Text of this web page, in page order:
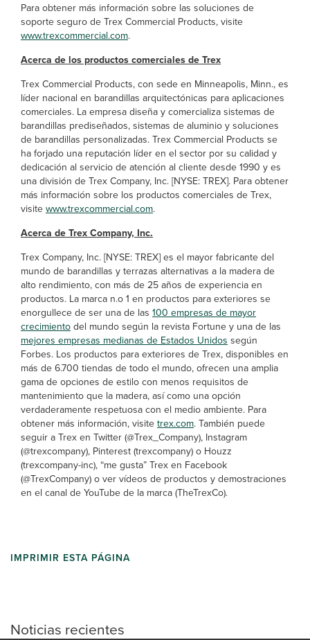
Noticias recientes
Para obtener más información sobre las soluciones de
soporte seguro de Trex Commercial Products, visite
www.trexcommercial.com.
Acerca de los productos comerciales de Trex
Trex Commercial Products, con sede en Minneapolis, Minn., es
líder nacional en barandillas arquitectónicas para aplicaciones
comerciales. La empresa diseña y comercializa sistemas de
barandillas prediseñados, sistemas de aluminio y soluciones
de barandillas personalizadas. Trex Commercial Products se
ha forjado una reputación líder en el sector por su calidad y
dedicación al servicio de atención al cliente desde 1990 y es
una división de Trex Company, Inc. [NYSE: TREX]. Para obtener
más información sobre los productos comerciales de Trex,
visite www.trexcommercial.com.
Acerca de Trex Company, Inc.
Trex Company, Inc. [NYSE: TREX] es el mayor fabricante del
mundo de barandillas y terrazas alternativas a la madera de
alto rendimiento, con más de 25 años de experiencia en
productos. La marca n.o 1 en productos para exteriores se
enorgullece de ser una de las 100 empresas de mayor
crecimiento del mundo según la revista Fortune y una de las
mejores empresas medianas de Estados Unidos según
Forbes. Los productos para exteriores de Trex, disponibles en
más de 6.700 tiendas de todo el mundo, ofrecen una amplia
gama de opciones de estilo con menos requisitos de
mantenimiento que la madera, así como una opción
verdaderamente respetuosa con el medio ambiente. Para
obtener más información, visite trex.com. También puede
seguir a Trex en Twitter (@Trex_Company), Instagram
(@trexcompany), Pinterest (trexcompany) o Houzz
(trexcompany-inc), “me gusta” Trex en Facebook
(@TrexCompany) o ver vídeos de productos y demostraciones
en el canal de YouTube de la marca (TheTrexCo).
IMPRIMIR ESTA PÁGINA